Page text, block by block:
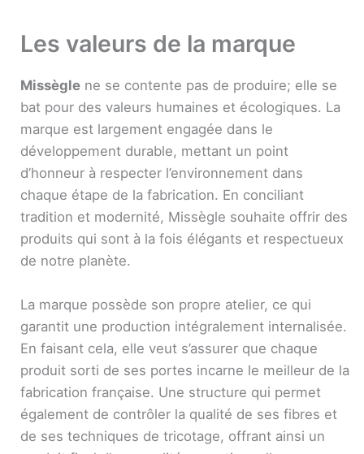
Les valeurs de la marque
Missègle ne se contente pas de produire; elle se
bat pour des valeurs humaines et écologiques. La
marque est largement engagée dans le
développement durable, mettant un point
d’honneur à respecter l’environnement dans
chaque étape de la fabrication. En conciliant
tradition et modernité, Missègle souhaite offrir des
produits qui sont à la fois élégants et respectueux
de notre planète.
La marque possède son propre atelier, ce qui
garantit une production intégralement internalisée.
En faisant cela, elle veut s’assurer que chaque
produit sorti de ses portes incarne le meilleur de la
fabrication française. Une structure qui permet
également de contrôler la qualité de ses fibres et
de ses techniques de tricotage, offrant ainsi un